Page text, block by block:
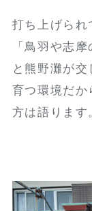
打ち上げられ
「鳥羽や志
と熊野灘が
育つ環境だか
方は語ります